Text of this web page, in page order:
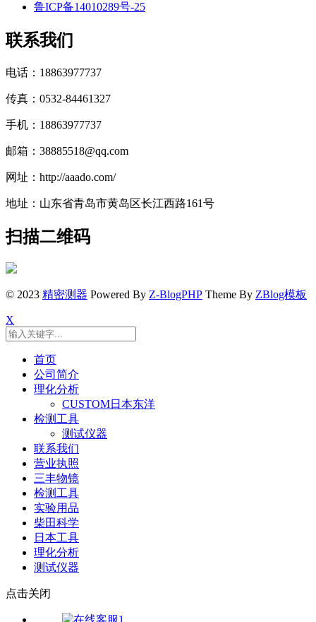
鲁ICP备14010289号-25
联系我们
电话：18863977737
传真：0532-84461327
手机：18863977737
邮箱：38885518@qq.com
网址：http://aaado.com/
地址：山东省青岛市黄岛区长江西路161号
扫描二维码
© 2023 精密测器 Powered By Z-BlogPHP Theme By ZBlog模板
X
首页
公司简介
理化分析
CUSTOM日本东洋
检测工具
测试仪器
联系我们
营业执照
三丰物镜
检测工具
实验用品
柴田科学
日本工具
理化分析
测试仪器
点击关闭